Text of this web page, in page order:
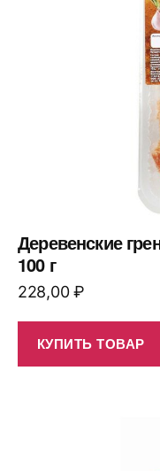
Деревенские
100 г
228,00₽
КУПИТЬ ТОВАР